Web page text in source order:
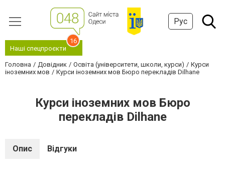
Рус
Наші спецпроєкти
16
Головна Довідник Освіта (університети, школи, курси)
Курси
іноземних мов
Курси іноземних мов Бюро перекладів Dilhane
Курси іноземних мов Бюро
перекладів Dilhane
Опис Відгуки